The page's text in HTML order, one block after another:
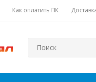
Как оплатить ПК